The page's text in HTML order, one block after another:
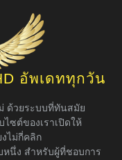
อัพเดททุกวัน
ด้วยระบบที่ทันสมัย
ซต์ของเราเปิดให้
ไม่กี่คลิก
หนึ่ง สำหรับผู้ที่ชอบการ